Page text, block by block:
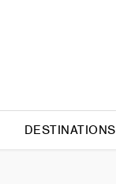
DESTINATIONS